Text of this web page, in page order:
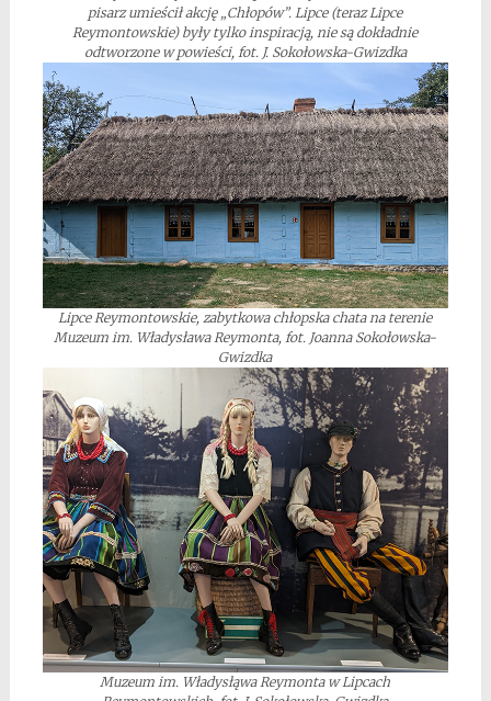
pisarz umieścił akcję „Chłopów”. Lipce (teraz Lipce
Reymontowskie) były tylko inspiracją, nie są dokładnie
odtworzone w powieści, fot. J. Sokołowska-Gwizdka
Lipce Reymontowskie, zabytkowa chłopska chata na terenie
Muzeum im. Władysława Reymonta, fot. Joanna Sokołowska-
Gwizdka
Muzeum im. Władysłąwa Reymonta w Lipcach